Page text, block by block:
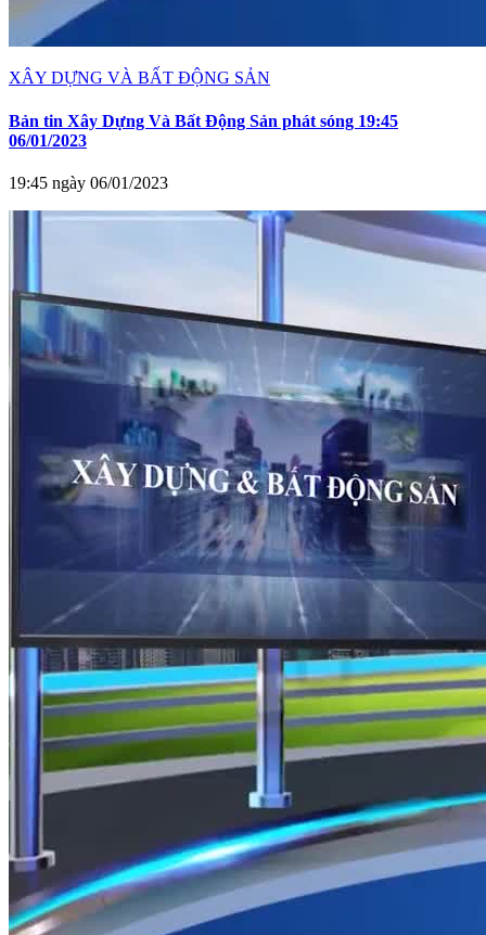
XÂY DỰNG VÀ BẤT ĐỘNG SẢN
Bản tin Xây Dựng Và Bất Động Sản phát sóng 19:45
06/01/2023
19:45 ngày 06/01/2023